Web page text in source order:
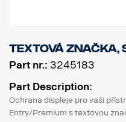
Textová značka,
Part nr.: 3245183
Part Description:
Ochrana displeje pro vaši
Entry/Premium s textovou